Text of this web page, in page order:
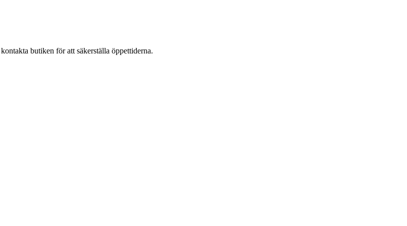
butiken för att säkerställa öppettiderna.